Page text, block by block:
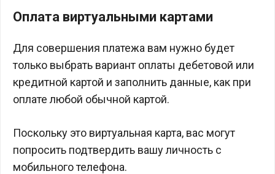
Оплата виртуальными картами
Для совершения платежа вам нужно будет
только выбрать вариант оплаты дебетовой или
кредитной картой и заполнить данные, как при
оплате любой обычной картой.
Поскольку это виртуальная карта, вас могут
попросить подтвердить вашу личность с
мобильного телефона.